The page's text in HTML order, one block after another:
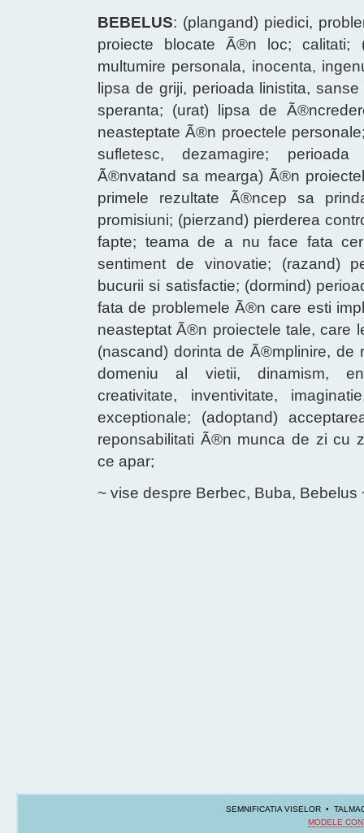
BEBELUS: (plangand) piedici,
proiecte blocate Ã®n loc; calitati;
multumire personala, inocenta,
lipsa de griji, perioada linistita,
speranta; (urat) lipsa de
neasteptate Ã®n proectele
sufletesc, dezamagire;
Ã®nvatand sa mearga) Ã®n
primele rezultate Ã®ncep sa
promisiuni; (pierzand) pierderea
fapte; teama de a nu face fata
sentiment de vinovatie; (razand)
bucurii si satisfactie; (dormind)
fata de problemele Ã®n care esti
neasteptat Ã®n proiectele tale, care
(nascand) dorinta de Ã®mplinire, de
domeniu al vietii, dinamism,
creativitate, inventivitate,
exceptionale; (adoptand)
reponsabilitati Ã®n munca de zi cu
ce apar;
~ vise despre Berbec, Buba, Bebelus
SEMNIFICATIA VISELOR •
MODELE